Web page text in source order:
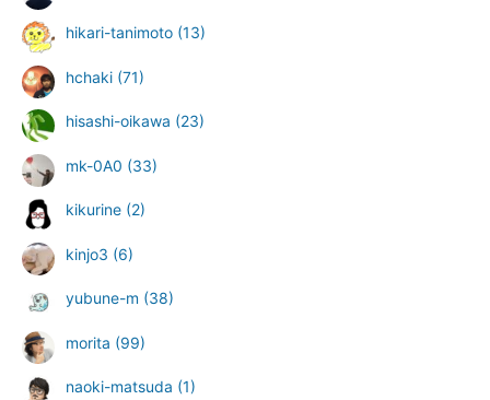
hikari-tanimoto (13)
hchaki (71)
hisashi-oikawa (23)
mk-0A0 (33)
kikurine (2)
kinjo3 (6)
yubune-m (38)
morita (99)
naoki-matsuda (1)